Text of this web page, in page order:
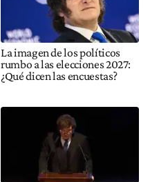
La imagen de los políticos
rumbo a las elecciones 2027:
¿Qué dicen las encuestas?